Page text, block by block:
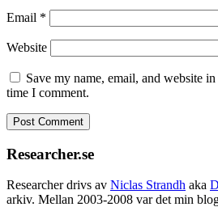
Email *
Website
Save my name, email, and website
time I comment.
Researcher.se
Researcher drivs av Niclas Strandh aka
arkiv. Mellan 2003-2008 var det min